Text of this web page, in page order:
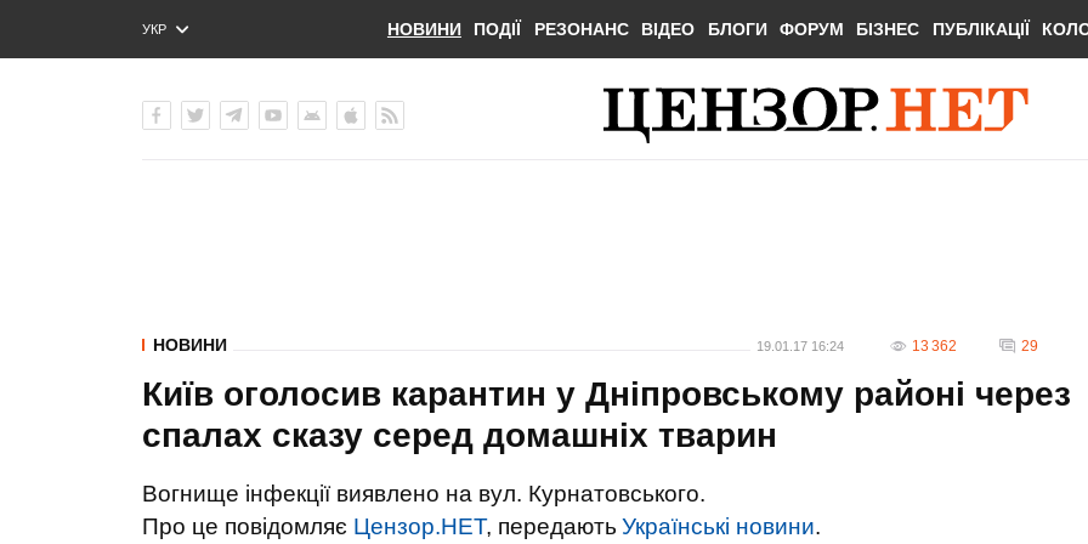
УКР
ENG
НОВИНИ ПОДІЇ РЕЗОНАНС ВІДЕО БЛОГИ ФОРУМ БІЗНЕС ПУБЛІКАЦІЇ
НОВИНИ 19.01.17 16:24 13 362 29
Київ оголосив карантин у Дніпровському районі через
спалах сказу серед домашніх тварин
Вогнище інфекції виявлено на вул. Курнатовського.
Про це повідомляє Цензор.НЕТ, передають Українські новини.